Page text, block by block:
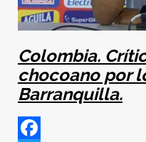
Colombia.
chocoano por
Barranquilla.